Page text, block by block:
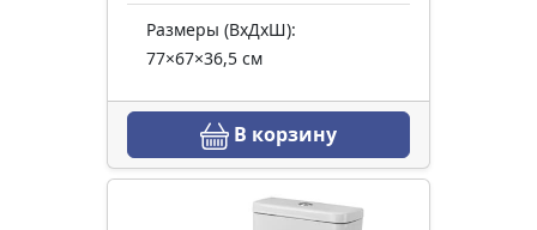
Размеры (ВхДхШ):
77×67×36,5 см
В корзину